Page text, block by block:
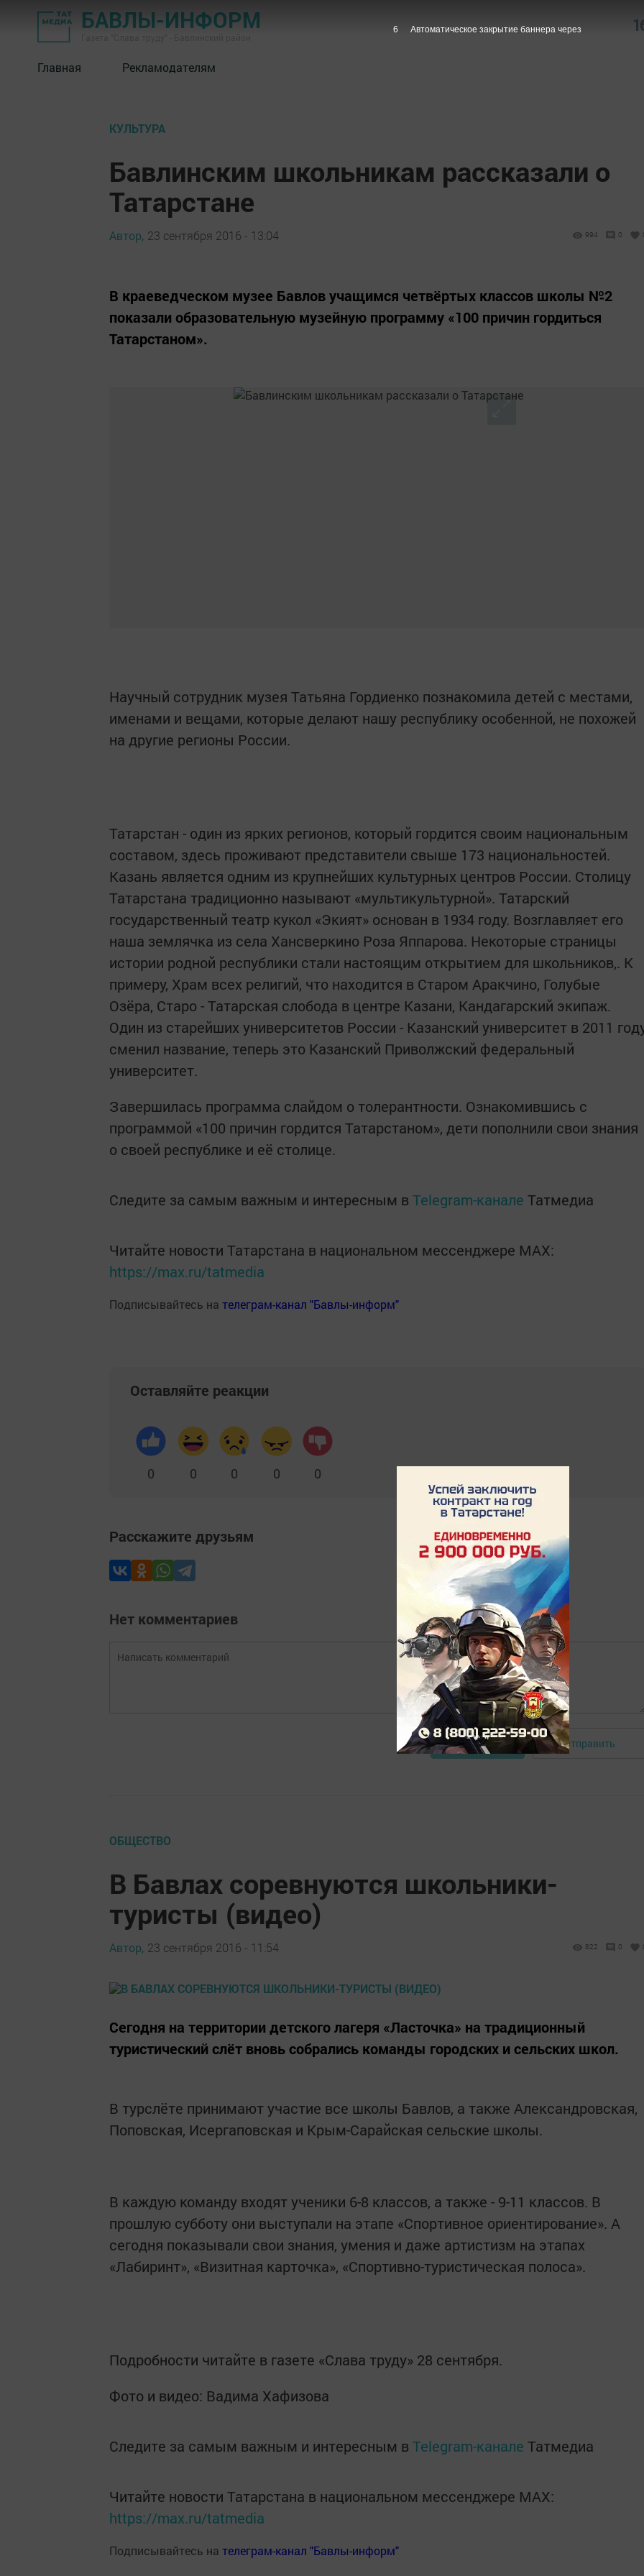
БАВЛЫ-ИНФОРМ
Главная Рекламодателям
КУЛЬТУРА
Бавлинским школьникам рассказали о
Татарстане
Автор, 23 сентября 2016 - 13:04 994 0
В краеведческом музее Бавлов учащимся четвёртых классов школы №2
показали образовательную музейную программу «100 причин гордиться
Татарстаном».
Научный сотрудник музея Татьяна Гордиенко познакомила детей с местами,
именами и вещами, которые делают нашу республику особенной, не похожей
на другие регионы России.
Татарстан - один из ярких регионов, который гордится своим национальным
составом, здесь проживают представители свыше 173 национальностей.
Казань является одним из крупнейших культурных центров России. Столицу
Татарстана традиционно называют «мультикультурной». Татарский
государственный театр кукол «Экият» основан в 1934 году. Возглавляет его
наша землячка из села Хансверкино Роза Яппарова. Некоторые страницы
истории родной республики стали настоящим открытием для школьников,. К
примеру, Храм всех религий, что находится в Старом Аракчино, Голубые
Озёра, Старо - Татарская слобода в центре Казани, Кандагарский экипаж.
Один из старейших университетов России - Казанский университет в 2011
сменил название, теперь это Казанский Приволжский федеральный
университет.
Завершилась программа слайдом о толерантности. Ознакомившись с
программой «100 причин гордится Татарстаном», дети пополнили свои знания
о своей республике и её столице.
Следите за самым важным и интересным в Telegram-канале Татмедиа
Читайте новости Татарстана в национальном мессенджере MАХ:
https://max.ru/tatmedia
Подписывайтесь на телеграм-канал "Бавлы-информ"
Оставляйте реакции
0 0 0 0 0
Расскажите друзьям
Нет комментариев
Авторизоваться Отправить
ОБЩЕСТВО
В Бавлах соревнуются школьники-
туристы (видео)
Автор, 23 сентября 2016 - 11:54 822 0
Сегодня на территории детского лагеря «Ласточка» на традиционный
туристический слёт вновь собрались команды городских и сельских школ.
В турслёте принимают участие все школы Бавлов, а также Александровская,
Поповская, Исергаповская и Крым-Сарайская сельские школы.
В каждую команду входят ученики 6-8 классов, а также - 9-11 классов. В
прошлую субботу они выступали на этапе «Спортивное ориентирование». А
сегодня показывали свои знания, умения и даже артистизм на этапах
«Лабиринт», «Визитная карточка», «Спортивно-туристическая полоса».
Подробности читайте в газете «Слава труду» 28 сентября.
Фото и видео: Вадима Хафизова
Следите за самым важным и интересным в Telegram-канале Татмедиа
Читайте новости Татарстана в национальном мессенджере MАХ:
https://max.ru/tatmedia
Подписывайтесь на телеграм-канал "Бавлы-информ"
5 Автоматическое закрытие баннера через